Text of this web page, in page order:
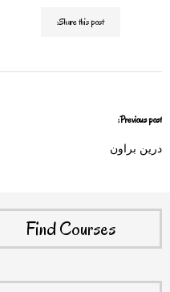
Share this post:
Previous post:
درين براون